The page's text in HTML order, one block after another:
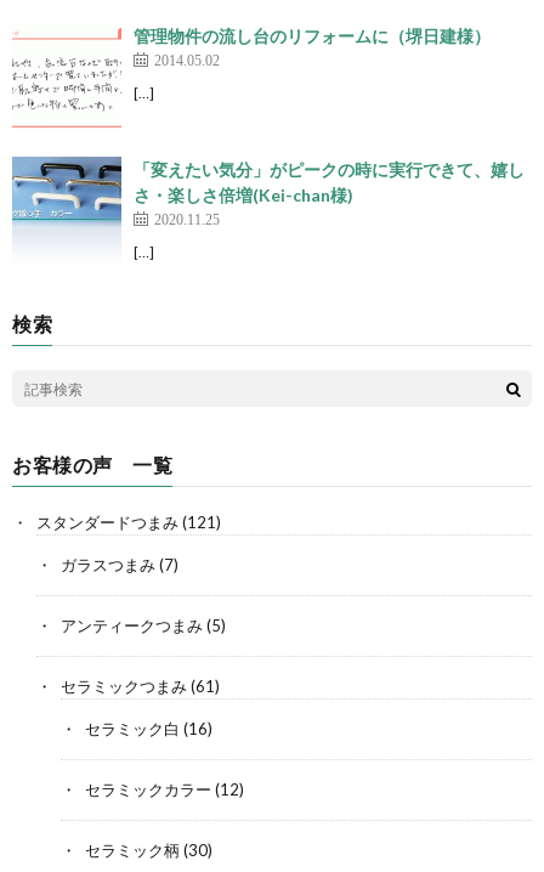
管理物件の流し台のリフォームに（堺日建様）
2014.05.02
[…]
「変えたい気分」がピークの時に実行できて、嬉し
さ・楽しさ倍増(Kei-chan様)
2020.11.25
[…]
検索
お客様の声 一覧
スタンダードつまみ(121)
ガラスつまみ(7)
アンティークつまみ(5)
セラミックつまみ(61)
セラミック白 (16)
セラミックカラー (12)
セラミック柄 (30)